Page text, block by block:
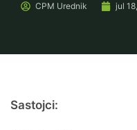
CPM Urednik jul
Sastojci: